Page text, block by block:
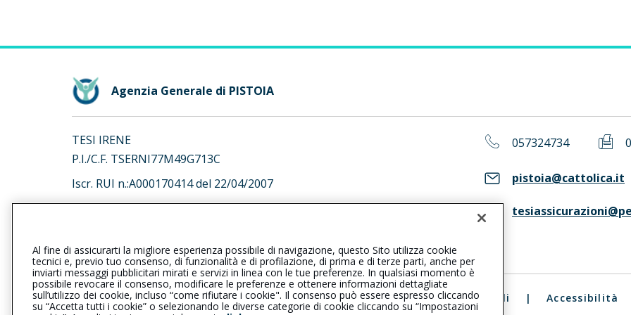
Agenzia Generale di PISTOIA
TESI IRENE
P.I./C.F. TSERNI77M49G713C
Iscr. RUI n.:A000170414 del 22/04/2007
057324734
pistoia@cattolica.it
Privacy | Cookie | Il Gruppo Generali | Reclami | Note legali | Accessibilità
Al fine di assicurarti la migliore esperienza possibile di navigazione, questo Sito utilizza cookie
tecnici e, previo tuo consenso, di funzionalità e di profilazione, di prima e di terze parti, anche per
inviarti messaggi pubblicitari mirati e servizi in linea con le tue preferenze. In qualsiasi momento è
possibile revocare il consenso, modificare le preferenze e ottenere informazioni dettagliate
sull’utilizzo dei cookie, incluso “come rifiutare i cookie". Il consenso può essere espresso cliccando
su “Accetta tutti i cookie” o selezionando le diverse categorie di cookie cliccando su “Impostazioni